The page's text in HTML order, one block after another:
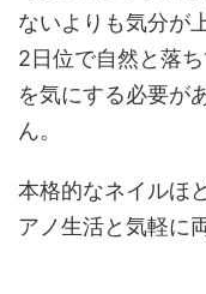
ないよりも気分が
2日位で自然と落
を気にする必要が
ん。
本格的なネイルほ
アノ生活と気軽に